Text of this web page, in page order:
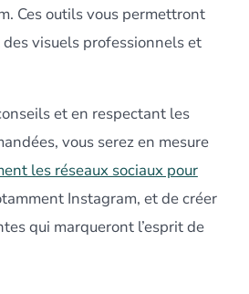
Ces outils vous permettront
visuels professionnels et
et en respectant les
vous serez en mesure
les réseaux sociaux pour
Instagram, et de créer
qui marqueront l’esprit de